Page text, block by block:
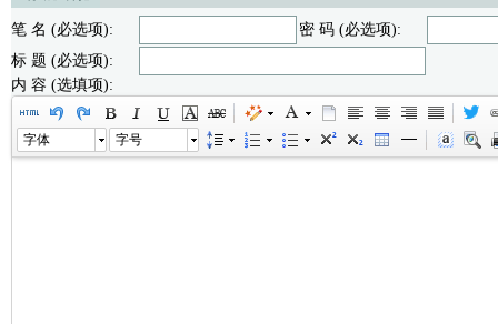
笔 名 (必选项):
密 码 (必选项):
标 题 (必选项):
内 容 (选填项):
字体 字号